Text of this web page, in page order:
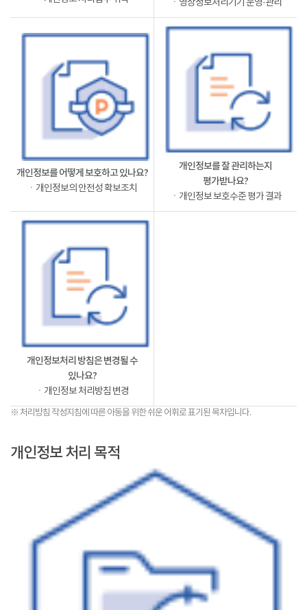
ㆍ영상정보처리기기 운영·관리
개인정보를 어떻게 보호하고 있나요?
ㆍ개인정보의 안전성 확보조치
개인정보를 잘 관리하는지
평가받나요?
ㆍ개인정보 보호수준 평가 결과
개인정보처리 방침은 변경될 수
있나요?
ㆍ개인정보 처리방침 변경
※ 처리방침 작성지침에 따른 아동을 위한 쉬운 어휘로 표기된 목차입니다.
개인정보 처리 목적